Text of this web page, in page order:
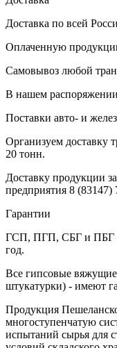
Доставка по всей
Оплаченную
Самовывоз любой
В нашем
Поставки авто- и
Организуем доставку
20 тонн.
Доставку продукции
предприятия 8 (83147)
Гарантии
ГСП, ПГП, СБГ и ПБГ -
год.
Все гипсовые
штукатурки) - имеют
Продукция
многоступенчатую
испытаний сырья для